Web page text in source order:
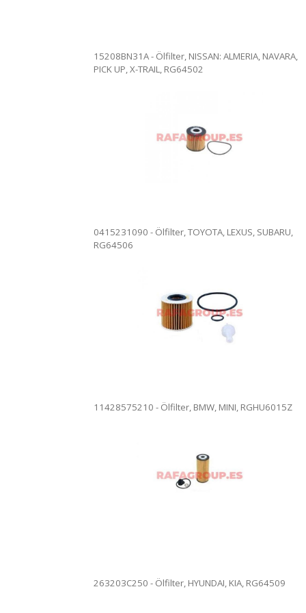
15208BN31A - Ölfilter, NISSAN: ALMERIA, NAVARA,
PICK UP, X-TRAIL, RG64502
unseren
0415231090 - Ölfilter, TOYOTA, LEXUS, SUBARU,
RG64506
unseren
Die Ware kann
11428575210 - Ölfilter, BMW, MINI, RGHU6015Z
unseren
263203C250 - Ölfilter, HYUNDAI, KIA, RG64509